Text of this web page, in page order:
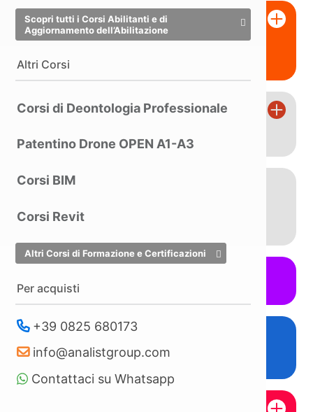
Scopri tutti i Corsi Abilitanti e di
Aggiornamento dell’Abilitazione
Altri Corsi
Corsi di Deontologia Professionale
Patentino Drone OPEN A1-A3
Corsi BIM
Corsi Revit
Altri Corsi di Formazione e Certificazioni
Per acquisti
+39 0825 680173
info@analistgroup.com
Contattaci su Whatsapp
Verbali a cura del Coordinatore per la
Sicurezza
con il Metodo Classico e la Procedura
Standardizzata
Valutazione Stress Lavoro Correlato
Rischi Interferenti